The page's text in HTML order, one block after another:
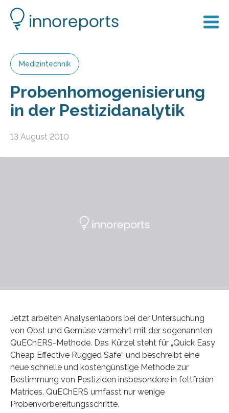
Medizintechnik
Probenhomogenisierung
in der Pestizidanalytik
13 August 2010
Jetzt arbeiten Analysenlabors bei der Untersuchung
von Obst und Gemüse vermehrt mit der sogenannten
QuEChERS-Methode. Das Kürzel steht für „Quick Easy
Cheap Effective Rugged Safe“ und beschreibt eine
neue schnelle und kostengünstige Methode zur
Bestimmung von Pestiziden insbesondere in fettfreien
Matrices. QuEChERS umfasst nur wenige
Probenvorbereitungsschritte.